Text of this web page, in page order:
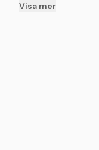
vänskap och
Visa mer